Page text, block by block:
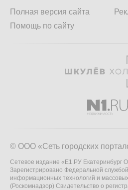
Полная версия сайта
Помощь по сайту
© ООО «Сеть городских
Сетевое издание «Е1.РУ Екатеринбург
Зарегистрировано Федеральной
информационных технологий и
(Роскомнадзор) Свидетельство о